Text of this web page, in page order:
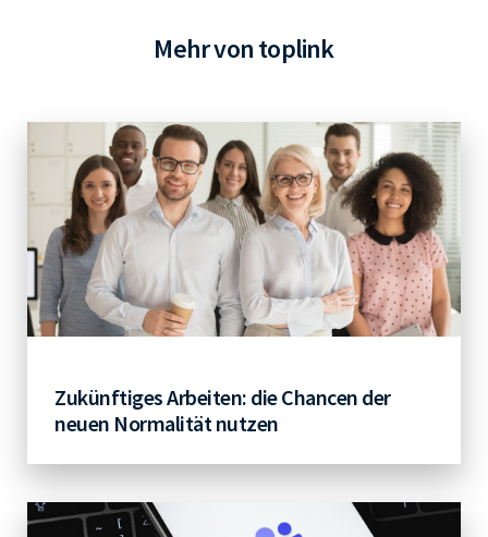
Mehr von toplink
Zukünftiges Arbeiten: die Chancen der
neuen Normalität nutzen